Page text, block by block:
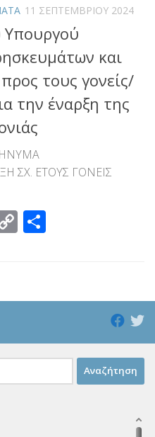
11 ΣΕΠΤΕΜΒΡΊΟΥ 2024
και
τους γονείς/
την έναρξη της
ΣΧ. ΕΤΟΥΣ ΓΟΝΕΙΣ
Copy